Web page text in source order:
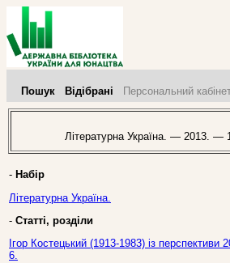
Пошук Відібрані Персональний
Літературна Україна. — 2013. —
- Набір
Літературна Україна.
- Статті, розділи
Ігор Костецький (1913-1983) із
6.